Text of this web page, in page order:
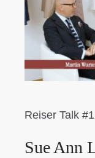
Reiser Talk
Sue Ann